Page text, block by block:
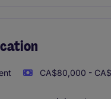
CA$80,000 -